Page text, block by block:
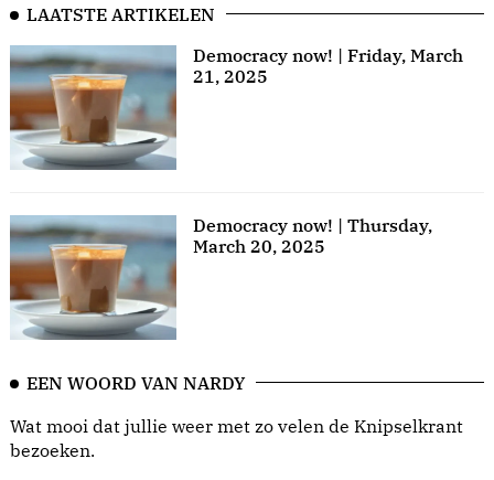
LAATSTE ARTIKELEN
Democracy now! | Friday, March
21, 2025
Democracy now! | Thursday,
March 20, 2025
EEN WOORD VAN NARDY
Wat mooi dat jullie weer met zo velen de Knipselkrant
bezoeken.